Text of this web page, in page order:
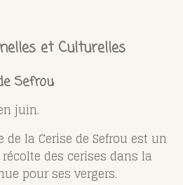
et Culturelles
Sefrou
juin.
de la Cerise de Sefrou est un
des cerises dans la
pour ses vergers.